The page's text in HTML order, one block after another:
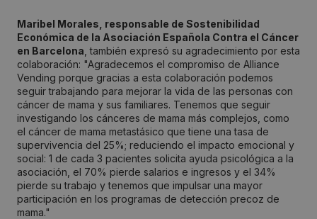
Maribel Morales, responsable de Sostenibilidad
Económica de la Asociación Española Contra el Cáncer
en Barcelona , también expresó su agradecimiento por esta
colaboración: "Agradecemos el compromiso de Alliance
Vending porque gracias a esta colaboración podemos
seguir trabajando para mejorar la vida de las personas con
cáncer de mama y sus familiares. Tenemos que seguir
investigando los cánceres de mama más complejos, como
el cáncer de mama metastásico que tiene una tasa de
supervivencia del 25%; reduciendo el impacto emocional y
social: 1 de cada 3 pacientes solicita ayuda psicológica a la
asociación, el 70% pierde salarios e ingresos y el 34%
pierde su trabajo y tenemos que impulsar una mayor
participación en los programas de detección precoz de
mama."